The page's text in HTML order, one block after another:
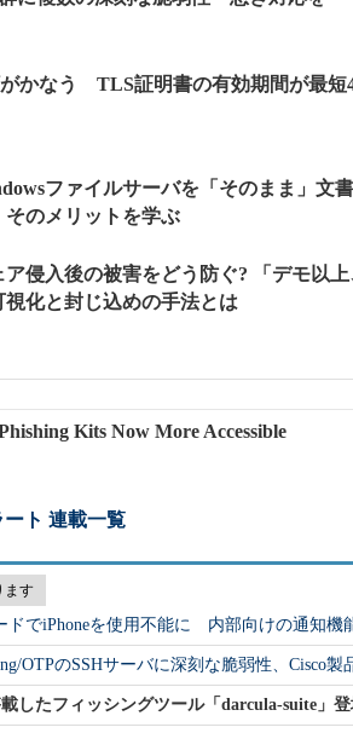
かなう TLS証明書の有効期間が最短
Kits Now More Accessible
ト 連載一覧
ます
ドでiPhoneを使用不能に 内部向けの通知機
OTPのSSHサーバに深刻な脆弱性、Cisco製
したフィッシングツール「darcula-suite」